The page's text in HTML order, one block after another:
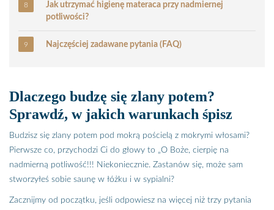
Jak utrzymać higienę materaca przy nadmiernej
potliwości?
Najczęściej zadawane pytania (FAQ)
Dlaczego budzę się zlany potem?
Sprawdź, w jakich warunkach śpisz
Budzisz się zlany potem pod mokrą pościelą z mokrymi włosami?
Pierwsze co, przychodzi Ci do głowy to „O Boże, cierpię na
nadmierną potliwość!!! Niekoniecznie. Zastanów się, może sam
stworzyłeś sobie saunę w łóżku i w sypialni?
Zacznijmy od początku, jeśli odpowiesz na więcej niż trzy pytania